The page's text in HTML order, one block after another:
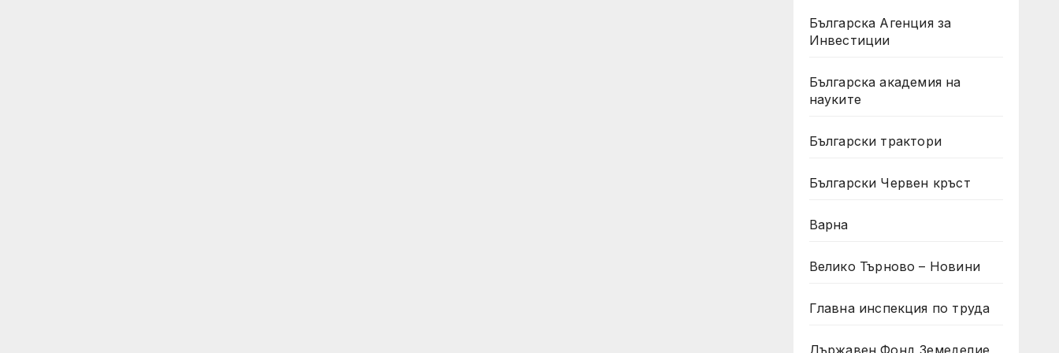
Българска Агенция за
Инвестиции
Българска академия на
науките
Български трактори
Български Червен кръст
Варна
Велико Търново – Новини
Главна инспекция по труда
Държавен Фонд Земеделие